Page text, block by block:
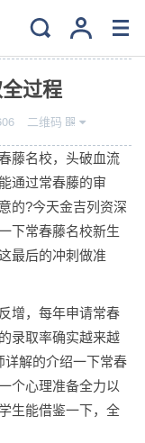
过程
二维码
藤名校，头破血流
通过常春藤的审
的?今天金吉列资深
下常春藤名校新生
最后的冲刺做准
增，每年申请常春
录取率确实越来越
详解的介绍一下常春
个心理准备全力以
生能借鉴一下，全